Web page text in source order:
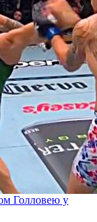
Голловею у